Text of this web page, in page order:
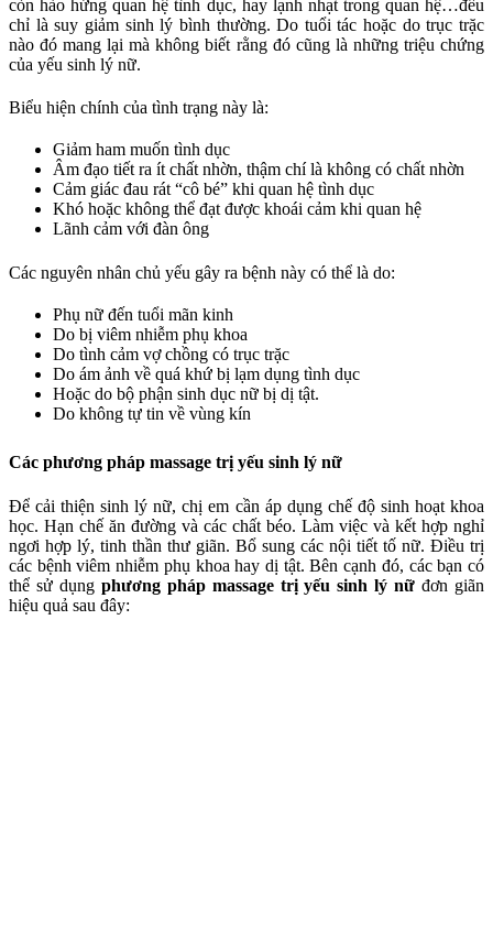
còn hào hứng quan hệ tình dục, hay lạnh nhạt trong quan hệ…đều
chỉ là suy giảm sinh lý bình thường. Do tuổi tác hoặc do trục trặc
nào đó mang lại mà không biết rằng đó cũng là những triệu chứng
của yếu sinh lý nữ.
Biểu hiện chính của tình trạng này là:
Giảm ham muốn tình dục
Âm đạo tiết ra ít chất nhờn, thậm chí là không có chất nhờn
Cảm giác đau rát “cô bé” khi quan hệ tình dục
Khó hoặc không thể đạt được khoái cảm khi quan hệ
Lãnh cảm với đàn ông
Các nguyên nhân chủ yếu gây ra bệnh này có thể là do:
Phụ nữ đến tuổi mãn kinh
Do bị viêm nhiễm phụ khoa
Do tình cảm vợ chồng có trục trặc
Do ám ảnh về quá khứ bị lạm dụng tình dục
Hoặc do bộ phận sinh dục nữ bị dị tật.
Do không tự tin về vùng kín
Các phương pháp massage trị yếu sinh lý nữ
Để cải thiện sinh lý nữ, chị em cần áp dụng chế độ sinh hoạt khoa
học. Hạn chế ăn đường và các chất béo. Làm việc và kết hợp nghỉ
ngơi hợp lý, tinh thần thư giãn. Bổ sung các nội tiết tố nữ. Điều trị
các bệnh viêm nhiễm phụ khoa hay dị tật. Bên cạnh đó, các bạn có
thể sử dụng phương pháp massage trị yếu sinh lý nữ đơn giãn
hiệu quả sau đây: